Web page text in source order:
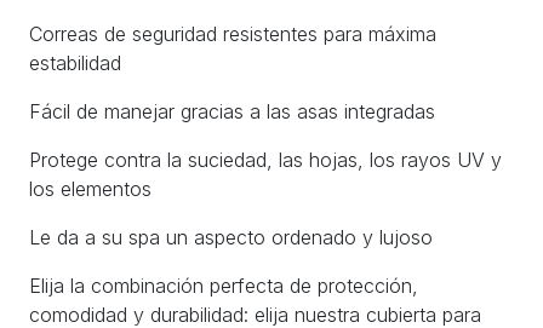
Correas de seguridad resistentes para máxima
estabilidad
Fácil de manejar gracias a las asas integradas
Protege contra la suciedad, las hojas, los rayos UV y
los elementos
Le da a su spa un aspecto ordenado y lujoso
Elija la combinación perfecta de protección,
comodidad y durabilidad: elija nuestra cubierta para